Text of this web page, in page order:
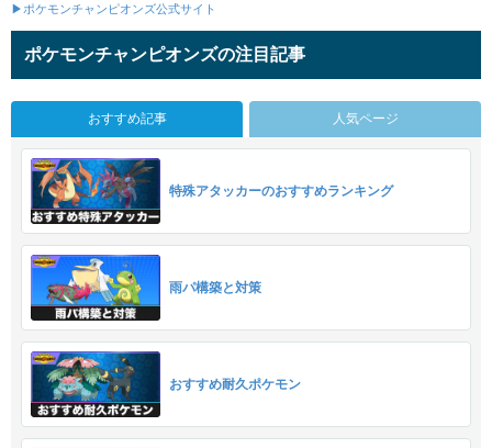
▶ポケモンチャンピオンズ公式サイト
ポケモンチャンピオンズの注目記事
おすすめ記事 人気ページ
特殊アタッカーのおすすめランキング
雨パ構築と対策
おすすめ耐久ポケモン